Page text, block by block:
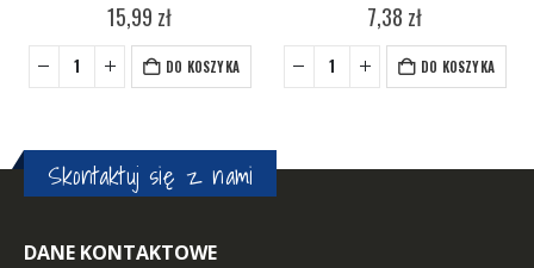
15,99 zł
DO KOSZYKA
7,38 zł
DO KOSZYKA
-
Skontaktuj się z nami
DANE KONTAKTOWE